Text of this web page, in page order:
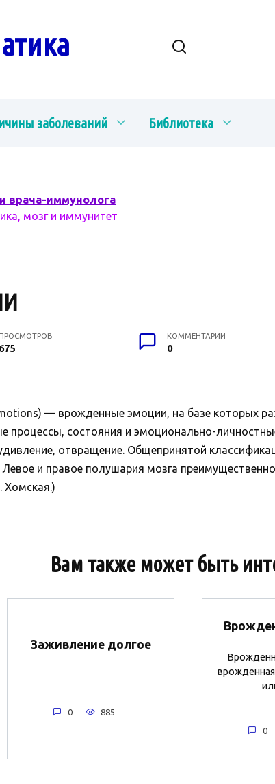
заболеваний Библиотека
врача-иммунолога
мозг и иммунитет
ПРОСМОТРОВ
675
КОММЕНТАРИИ
0
— врожденные эмоции, на базе которых
состояния и эмоционально-
отвращение. Общепринятой
и правое полушария мозга
Хомская.)
Вам также может быть
Заживление долгое
0 885
врожденная
0